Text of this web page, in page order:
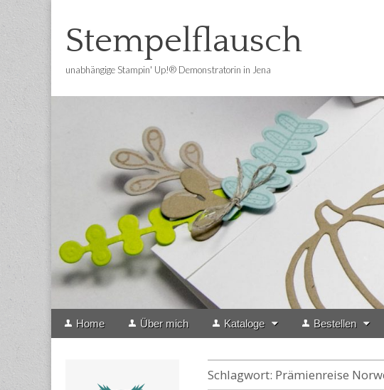
Stempelflausch
unabhängige Stampin' Up!® Demonstratorin in Jena
Main
Skip
Home Über mich Kataloge Bestellen
Schlagwort: Prämienreise